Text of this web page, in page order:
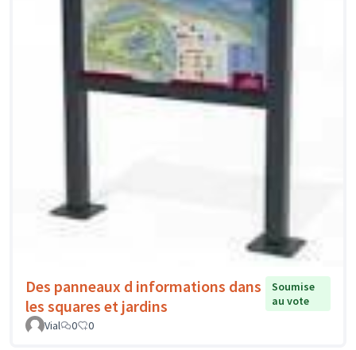
Des panneaux d informations dans
les squares et jardins
Soumise
au vote
Vial
0 0